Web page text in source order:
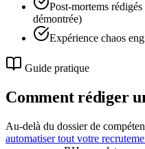
Post-mortems
démontrée)
Expérience chaos
Guide pratique
Comment rédiger
Au-delà du dossier de
automatiser tout votre